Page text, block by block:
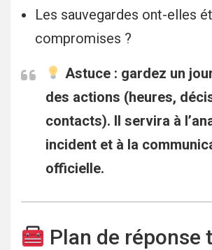
Les sauvegardes ont-elles
compromises ?
Astuce : gardez un
des actions (heures,
contacts). Il servira à
incident et à la
officielle.
Plan de réponse